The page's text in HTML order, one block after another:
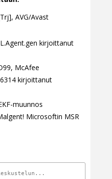
AVG/Avast
kirjoittanut
McAfee
kirjoittanut
muunnos
Microsoftin MSR